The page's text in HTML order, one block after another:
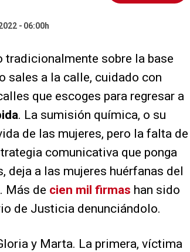
06:00h
tradicionalmente sobre la base
sales a la calle, cuidado con
que escoges para regresar a
. La sumisión química, o su
de las mujeres, pero la falta de
comunicativa que ponga
a las mujeres huérfanas del
Más de cien mil firmas han sido
de Justicia denunciándolo.
y Marta. La primera, víctima